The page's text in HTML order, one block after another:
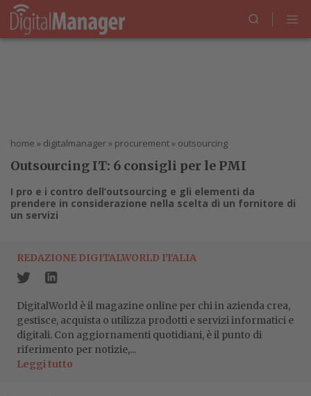
home » digitalmanager» procurement» outsourcing
Outsourcing IT: 6 consigli per le PMI
I pro e i contro dell’outsourcing e gli elementi da
prendere in considerazione nella scelta di un fornitore di
un servizi
REDAZIONE DIGITALWORLD ITALIA
DigitalWorld è il magazine online per chi in azienda crea,
gestisce, acquista o utilizza prodotti e servizi informatici e
digitali. Con aggiornamenti quotidiani, è il punto di
riferimento per notizie,...
Leggi tutto